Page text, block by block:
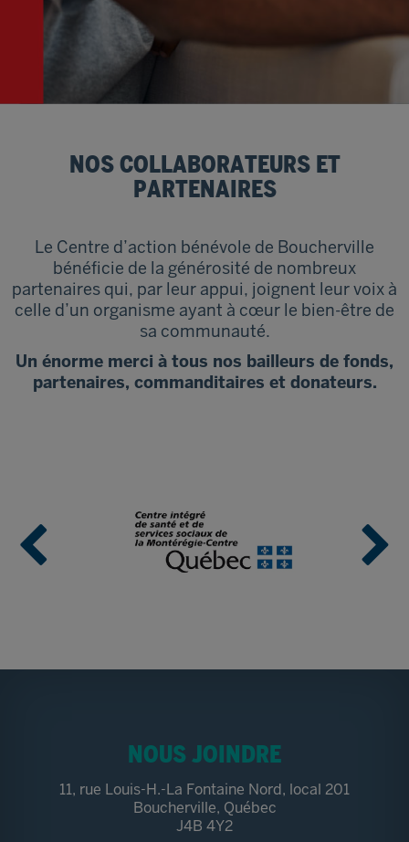
NOS COLLABORATEURS ET
PARTENAIRES
Le Centre d’action bénévole de Boucherville
bénéficie de la générosité de nombreux
partenaires qui, par leur appui, joignent leur voix à
celle d’un organisme ayant à cœur le bien-être de
sa communauté.
Un énorme merci à tous nos bailleurs de fonds,
partenaires, commanditaires et donateurs.
NOUS JOINDRE
11, rue Louis-H.-La Fontaine Nord, local 201
Boucherville, Québec
J4B 4Y2